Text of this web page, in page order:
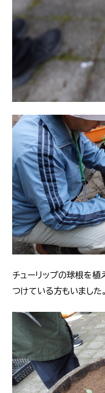
チューリップの球根を植
つけている方もいました。